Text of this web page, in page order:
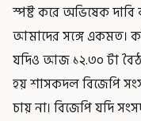
স্পষ্ট করে অভিষেক
আমাদের সঙ্গে একমত।
যদিও আজ ১২.৩০ টা
হয় শাসকদল বিজেপি
চায় না। বিজেপি যদি